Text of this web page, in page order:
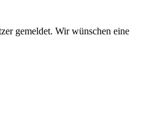
gemeldet. Wir wünschen eine